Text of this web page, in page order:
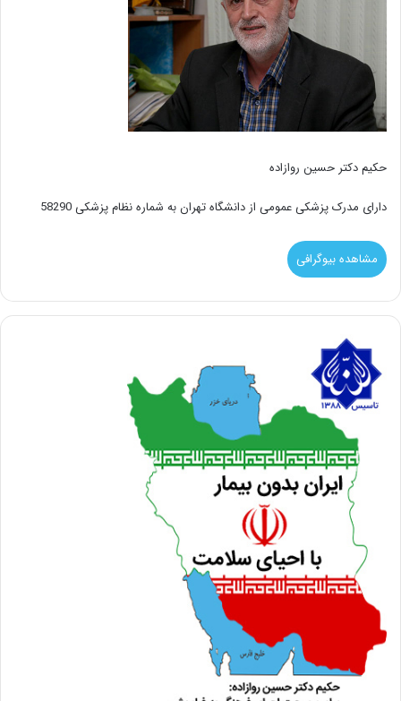
حکیم دکتر حسین روازاده
دارای مدرک پزشکی عمومی از دانشگاه تهران به شماره نظام پزشکی 58290
مشاهده بیوگرافی